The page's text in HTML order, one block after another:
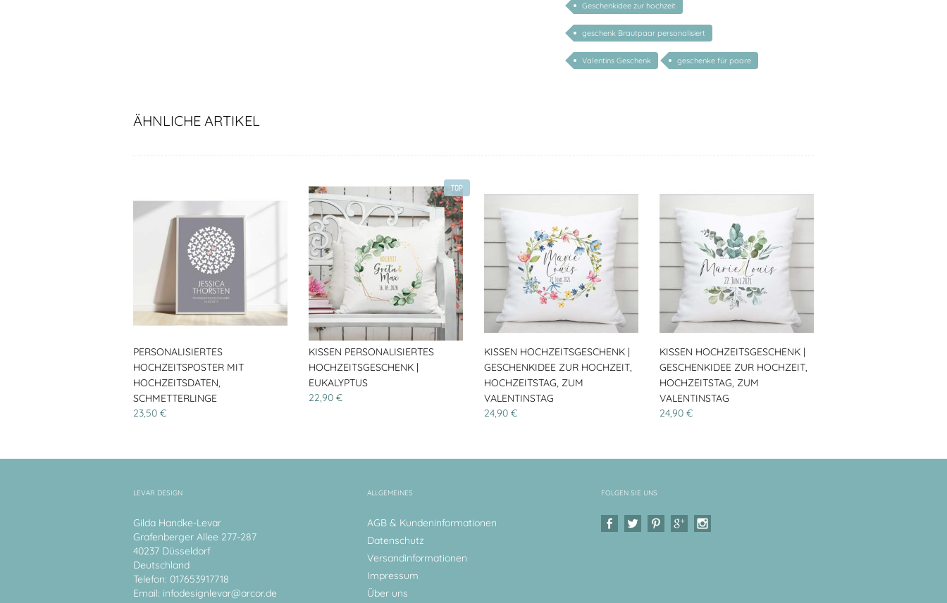
Geschenkidee zur hochzeit
geschenk Brautpaar personalisiert
Valentins Geschenk geschenke für paare
ÄHNLICHE ARTIKEL
PERSONALISIERTES
HOCHZEITSPOSTER MIT
HOCHZEITSDATEN,
SCHMETTERLINGE
23,50 €
TOP
KISSEN PERSONALISIERTES
HOCHZEITSGESCHENK |
EUKALYPTUS
22,90 €
KISSEN HOCHZEITSGESCHENK |
GESCHENKIDEE ZUR HOCHZEIT,
HOCHZEITSTAG, ZUM
VALENTINSTAG
24,90 €
KISSEN HOCHZEITSGESCHENK |
GESCHENKIDEE ZUR HOCHZEIT,
HOCHZEITSTAG, ZUM
VALENTINSTAG
24,90 €
LEVAR DESIGN
Gilda Handke-Levar
Grafenberger Allee 277-287
40237 Düsseldorf
Deutschland
Telefon: 017653917718
Email: infodesignlevar@arcor.de
ALLGEMEINES
AGB & Kundeninformationen
Datenschutz
Versandinformationen
Impressum
Über uns
FOLGEN SIE UNS